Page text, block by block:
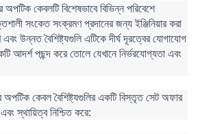
কেবলটি বিশেষভাবে বিভিন্ন পরিবেশে
সংকেত সংক্রমণ প্রদানের জন্য ইঞ্জিনিয়ার করা
উন্নত বৈশিষ্ট্যগুলি এটিকে দীর্ঘ দূরত্বের যোগাযোগ
আদর্শ পছন্দ করে তোলে যেখানে নির্ভরযোগ্যতা এবং
অপটিক কেবল বৈশিষ্ট্যগুলির একটি বিস্তৃত সেট অফার
স্থায়িত্ব নিশ্চিত করে: